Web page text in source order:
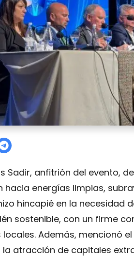
de la transición energética se
Sadir, anfitrión del evento,
energías limpias,
hincapié en la necesidad
sostenible, con un firme
Además, mencionó
la atracción de capitales